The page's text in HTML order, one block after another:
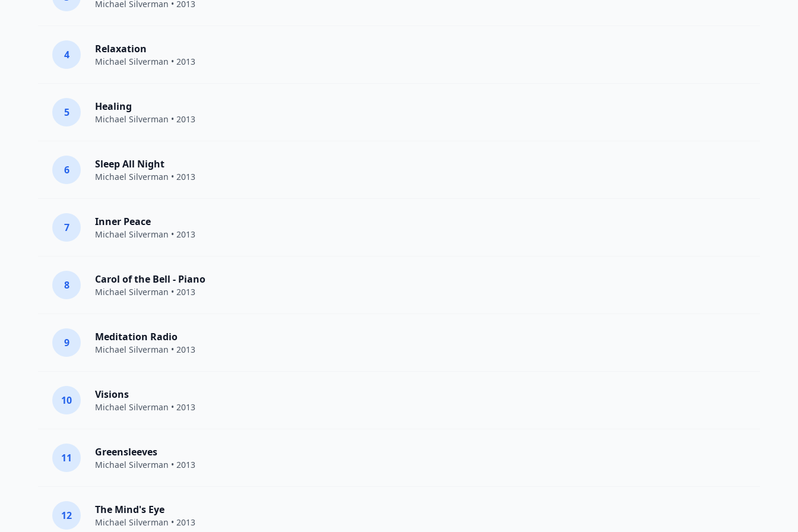
Michael Silverman • 2013
4 Relaxation
Michael Silverman • 2013
5 Healing
Michael Silverman • 2013
6 Sleep All Night
Michael Silverman • 2013
7 Inner Peace
Michael Silverman • 2013
8 Carol of the Bell - Piano
Michael Silverman • 2013
9 Meditation Radio
Michael Silverman • 2013
10 Visions
Michael Silverman • 2013
11 Greensleeves
Michael Silverman • 2013
12 The Mind's Eye
Michael Silverman • 2013